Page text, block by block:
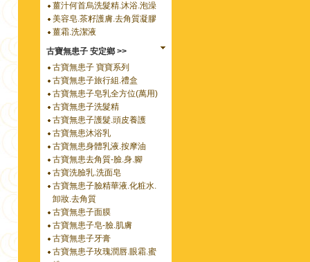
薑汁何首烏洗髮精.沐浴.泡澡
美容皂.茶籽護膚.去角質凝膠
薑霜.洗潔液
古寶無患子 安定鄉 >>
古寶無患子 寶寶系列
古寶無患子旅行組.禮盒
古寶無患子皂乳全方位(萬用)
古寶無患子洗髮精
古寶無患子護髮.頭皮養護
古寶無患沐浴乳
古寶無患身體乳液.按摩油
古寶無患去角質-臉.身.腳
古寶洗臉乳.洗面皂
古寶無患子臉精華液.化粧水.
卸妝.去角質
古寶無患子面膜
古寶無患子皂-臉.肌膚
古寶無患子牙膏
古寶無患子玫瑰潤唇.眼霜.蜜